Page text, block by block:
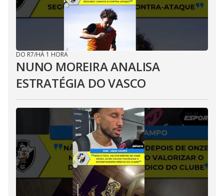
DO R7/HÁ 1 HORA
NUNO MOREIRA ANALISA
ESTRATÉGIA DO VASCO